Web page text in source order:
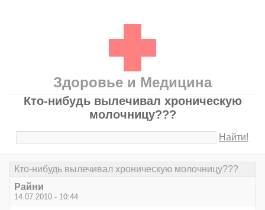
Здоровье и Медицина
Кто-нибудь вылечивал хроническую
молочницу???
Найти!
Кто-нибудь вылечивал хроническую молочницу???
Райни
14.07.2010 - 10:44